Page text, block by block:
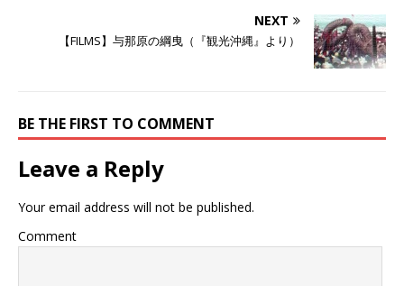
ウ
ィ
ン
ウ
で
ま
る
に
て
く
だ
い
(
い
ド
+
で
ウ
ィ
ン
ウ
で
開
ま
NEXT
【FILMS】与那原の綱曳（『観光沖縄』より）
BE THE FIRST TO COMMENT
Leave a Reply
Your email address will not be published.
Comment